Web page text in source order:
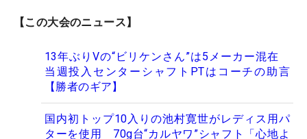
【この大会のニュース】
13年ぶりVの“ビリケンさん”は5メーカー混在
当週投入センターシャフトPTはコーチの助言
【勝者のギア】
国内初トップ10入りの池村寛世がレディス用パ
ターを使用 70g台“カルヤワ”シャフト「心地よ